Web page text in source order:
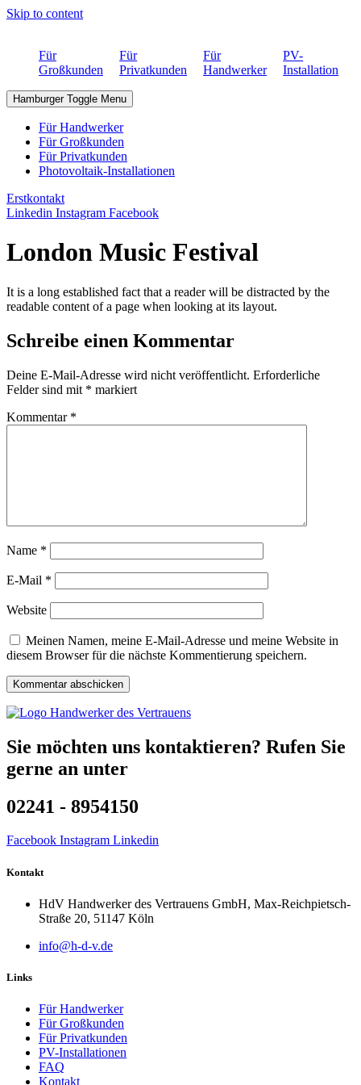
Skip to content
Für
Großkunden
Für
Privatkunden
Für
Handwerker
PV-
Installation
Hamburger Toggle Menu
Für Handwerker
Für Großkunden
Für Privatkunden
Photovoltaik-Installationen
Erstkontakt
Linkedin Instagram Facebook
London Music Festival
It is a long established fact that a reader will be distracted by the
readable content of a page when looking at its layout.
Schreibe einen Kommentar
Deine E-Mail-Adresse wird nicht veröffentlicht. Erforderliche
Felder sind mit * markiert
Kommentar *
Name *
E-Mail *
Website
Meinen Namen, meine E-Mail-Adresse und meine Website in
diesem Browser für die nächste Kommentierung speichern.
Sie möchten uns kontaktieren? Rufen Sie
gerne an unter
02241 - 8954150
Facebook Instagram Linkedin
Kontakt
HdV Handwerker des Vertrauens GmbH, Max-Reichpietsch-
Straße 20, 51147 Köln
info@h-d-v.de
Links
Für Handwerker
Für Großkunden
Für Privatkunden
PV-Installationen
FAQ
Kontakt